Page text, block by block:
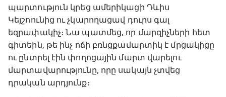
պարտություն կրեց ամերիկացի Դևիս
Կեյշոունից ու չկարողացավ դուրս գալ
եզրափակիչ։ Նա պատմեց, որ մարզիչների հետ
գիտեին, թե ինչ ոճի բռնցքամարտիկ է մրցակիցը
ու ընտրել էին փողոցային մարտ վարելու
մարտավարությունը, որը սակայն չտվեց
դրական արդյունք։